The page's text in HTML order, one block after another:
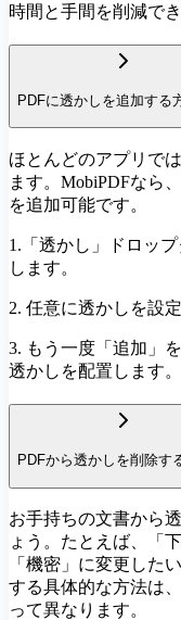
時間と手間を削減でき
PDFに透かしを追加する
ほとんどのアプリで
ます。MobiPDFなら
を追加可能です。
1.「透かし」ドロッ
します。
2. 任意に透かしを設定
3. もう一度「追加」
透かしを配置します。
PDFから透かしを削除す
お手持ちの文書から
ょう。たとえば、「
「機密」に変更した
する具体的な方法は
って異なります。